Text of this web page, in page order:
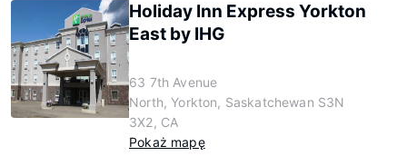
Holiday Inn Express Yorkton
East by IHG
63 7th Avenue
North, Yorkton, Saskatchewan S3N
3X2, CA
Pokaż mapę